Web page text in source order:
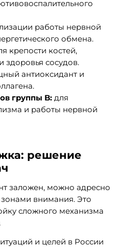
работы нервной
обмена.
крепости костей,
сосудов.
антиоксидант и
группы B: для
и работы нервной
решение
заложен, можно адресно
внимания. Это
сложного механизма
и целей в России